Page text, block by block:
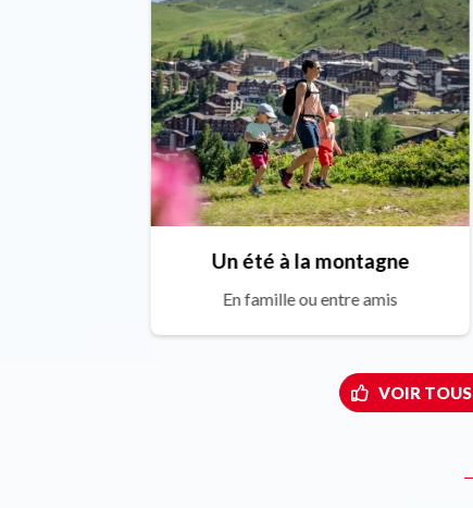
Un été à la montagne
En famille ou entre amis
VOIR TOUS